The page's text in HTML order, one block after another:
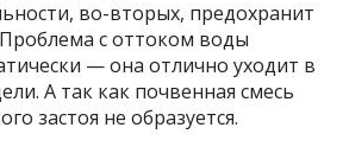
во-вторых, предохранит
с оттоком воды
— она отлично уходит в
А так как почвенная смесь
застоя не образуется.